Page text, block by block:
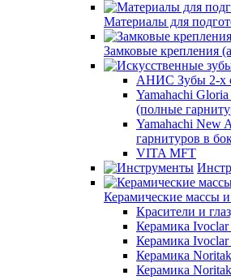
Материалы для
Замковые крепления
АНИС Зубы 2-х
Yamahachi
(полные
Yamahachi New
гарнитуров в
VITA MFT
Керамические массы
Красители и
Керамика Ivoclar
Керамика
Керамика
Керамика